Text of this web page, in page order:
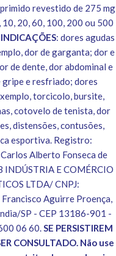
revestido de 275 mg
10, 20, 60, 100, 200 ou 500
: dores agudas
dor de garganta; dor e
de dente, dor abdominal e
gripe e resfriado; dores
torcicolo, bursite,
cotovelo de tenista, dor
distensões, contusões,
esportiva. Registro:
Alberto Fonseca de
INDÚSTRIA E COMÉRCIO
LTDA/ CNPJ:
Aguirre Proença,
SP - CEP 13186-901 -
06 60.SE PERSISTIREM
CONSULTADO. Não use